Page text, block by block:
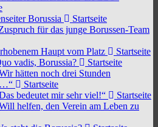
Borussia
Startseite
für das junge Borussen-Team
Haupt vom Platz
Startseite
vadis, Borussia?
Startseite
hätten noch drei Stunden
…“
Startseite
bedeutet mir sehr viel!“
Startseite
helfen, den Verein am Leben zu